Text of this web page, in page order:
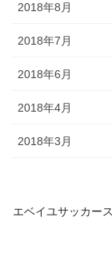
2018年8月
2018年7月
2018年6月
2018年4月
2018年3月
エベイユサッカー